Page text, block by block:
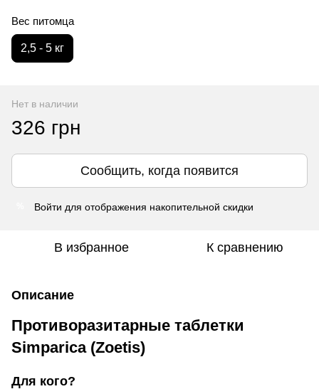
Вес питомца
2,5 - 5 кг
Нет в наличии
326 грн
Сообщить, когда появится
Войти для отображения накопительной скидки
В избранное К сравнению
Описание
Противоразитарные таблетки
Simparica (Zoetis)
Для кого?